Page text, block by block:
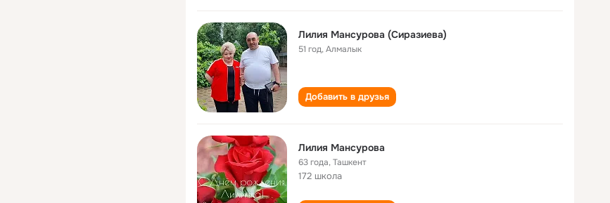
Лилия Мансурова (Сиразиева)
51 год,Алмалык
Добавить в друзья
Лилия Мансурова
63 года,Ташкент
172 школа